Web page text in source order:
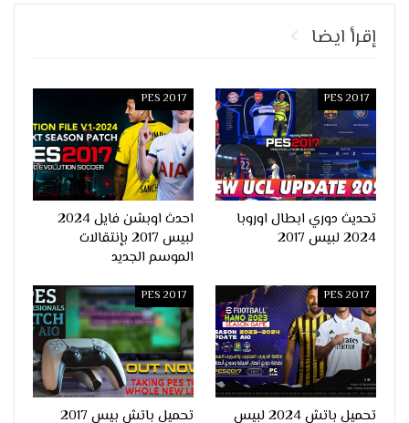
إقرأ ايضا
PES 2017
تحديث دوري ابطال اوروبا
2024 لبيس 2017
PES 2017
احدث اوبشن فايل 2024
لبيس 2017 بإنتقالات
الموسم الجديد
PES 2017
تحميل باتش 2024 لبيس
PES 2017
تحميل باتش بيس 2017